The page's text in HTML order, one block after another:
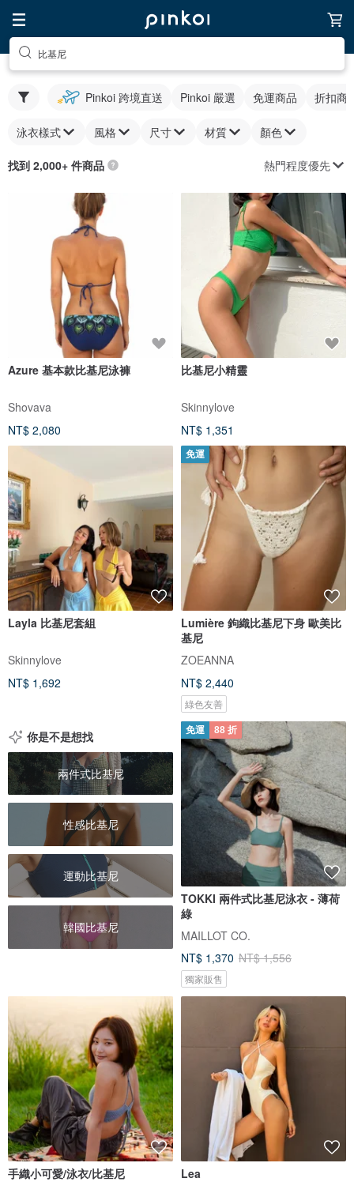
比基尼
Pinkoi 跨境直送 Pinkoi 嚴選 免運商品 折扣商
泳衣樣式 風格 尺寸 材質 顏色
找到 2,000+ 件商品 熱門程度優先
Azure 基本款比基尼泳褲
Shovava
NT$ 2,080
比基尼小精靈
Skinnylove
NT$ 1,351
Layla 比基尼套組
Skinnylove
NT$ 1,692
免運
Lumière 鉤織比基尼下身 歐美比
基尼
ZOEANNA
NT$ 2,440
綠色友善
你是不是想找
兩件式比基尼
性感比基尼
運動比基尼
韓國比基尼
免運 88 折
TOKKI 兩件式比基尼泳衣 - 薄荷
綠
MAILLOT CO.
NT$ 1,370 NT$ 1,556
獨家販售
手織小可愛/泳衣/比基尼 Lea